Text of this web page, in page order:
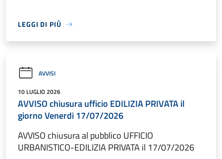
LEGGI DI PIÙ
AVVISI
10 LUGLIO 2026
AVVISO chiusura ufficio EDILIZIA PRIVATA il
giorno Venerdi 17/07/2026
AVVISO chiusura al pubblico UFFICIO
URBANISTICO-EDILIZIA PRIVATA il 17/07/2026